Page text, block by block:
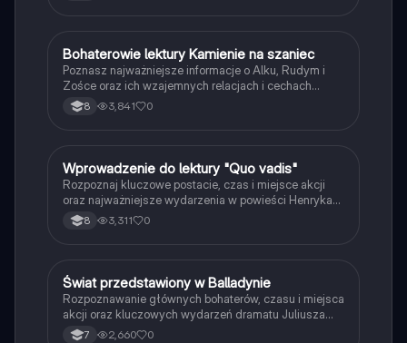
BJęzyk polski
Bohaterowie lektury Kamienie na szaniec
Poznasz najważniejsze informacje o Alku, Rudym i
Zośce oraz ich wzajemnych relacjach i cechach
charakteru.
8 3,841 0
WJęzyk polski
Wprowadzenie do lektury "Quo vadis"
Rozpoznaj kluczowe postacie, czas i miejsce akcji
oraz najważniejsze wydarzenia w powieści Henryka
Sienkiewicza.
8 3,311 0
ŚJęzyk polski
Świat przedstawiony w Balladynie
Rozpoznawanie głównych bohaterów, czasu i miejsca
akcji oraz kluczowych wydarzeń dramatu Juliusza
Słowackiego.
7 2,660 0